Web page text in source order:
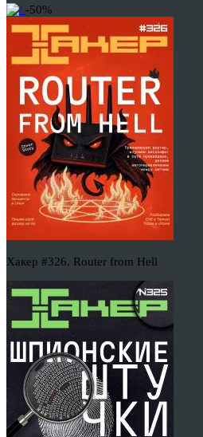
-50%
Хакер #326. Router from Hell